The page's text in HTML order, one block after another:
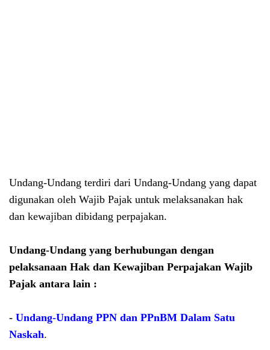
Undang-Undang terdiri dari Undang-Undang yang dapat
digunakan oleh Wajib Pajak untuk melaksanakan hak
dan kewajiban dibidang perpajakan.
Undang-Undang yang berhubungan dengan
pelaksanaan Hak dan Kewajiban Perpajakan Wajib
Pajak antara lain :
- Undang-Undang PPN dan PPnBM Dalam Satu
Naskah.